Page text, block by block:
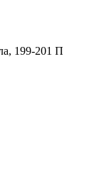
199-201 П